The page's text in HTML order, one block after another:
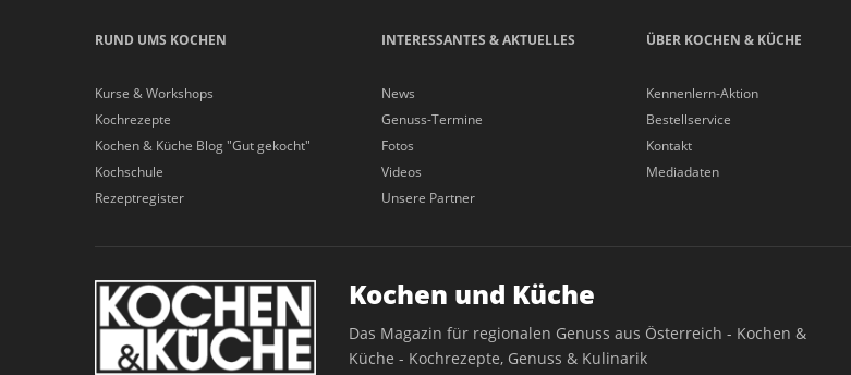
RUND UMS KOCHEN
Kurse & Workshops
Kochrezepte
Kochen & Küche Blog "Gut gekocht"
Kochschule
Rezeptregister
INTERESSANTES & AKTUELLES
News
Genuss-Termine
Fotos
Videos
Unsere Partner
ÜBER KOCHEN & KÜCHE
Kennenlern-Aktion
Bestellservice
Kontakt
Mediadaten
Kochen und Küche
Das Magazin für regionalen Genuss aus Österreich - Kochen &
Küche - Kochrezepte, Genuss & Kulinarik